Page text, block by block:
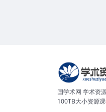
国学术网 学术资
100TB大小资源